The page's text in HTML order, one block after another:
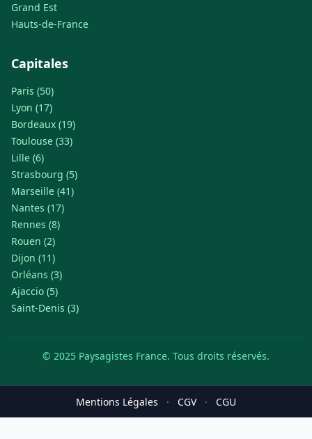
Grand Est
Hauts-de-France
Capitales
Paris (50)
Lyon (17)
Bordeaux (19)
Toulouse (33)
Lille (6)
Strasbourg (5)
Marseille (41)
Nantes (17)
Rennes (8)
Rouen (2)
Dijon (11)
Orléans (3)
Ajaccio (5)
Saint-Denis (3)
© 2025 Paysagistes France. Tous droits réservés.
Mentions Légales · CGV · CGU